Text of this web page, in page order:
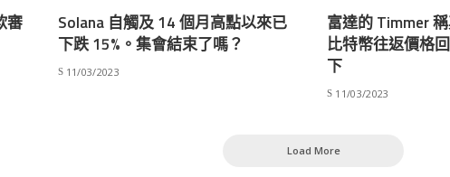
審
Solana 自觸及 14 個月高點以來已
下跌 15%。集會結束了嗎？
11/03/2023
富達的 Timmer
比特幣往返價格
下
11/03/2023
Load More